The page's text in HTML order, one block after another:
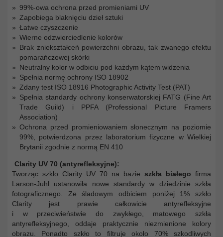
99%-owa ochrona przed promieniami UV
Zapobiega blaknięciu dzieł sztuki
Łatwe czyszczenie
Wierne odzwierciedlenie kolorów
Brak zniekształceń powierzchni obrazu, tak zwanego efektu
pomarańczowej skórki
Neutralny kolor w odbiciu pod każdym kątem widzenia
Spełnia normę ochrony ISO 18902
Zdany test ISO 18916 Photographic Activity Test (PAT)
Spełnia standardy ochrony konserwatorskiej FATG (Fine Art
Trade Guild) i PPFA (Professional Picture Framers
Association)
Ochrona przed promieniowaniem słonecznym na poziomie
99%, potwierdzona przez laboratorium fizyczne w Wielkiej
Brytanii zgodnie z normą EN 410
Clarity UV 70 (antyrefleksyjne):
Tworząc szkło Clarity UV 70 na bazie szkła białego firma
Larson-Juhl ustanowiła nowe standardy w dziedzinie szkła
fotograficznego. Ze śladowym odbiciem poniżej 1% szkło
Clarity jest prawie całkowicie antyrefleksyjne
i w przeciwieństwie do zwykłego, matowego szkła
antyrefleksyjnego, oddaje praktycznie niezmienione kolory
obrazu. Ponadto szkło to filtruje około 70% szkodliwych